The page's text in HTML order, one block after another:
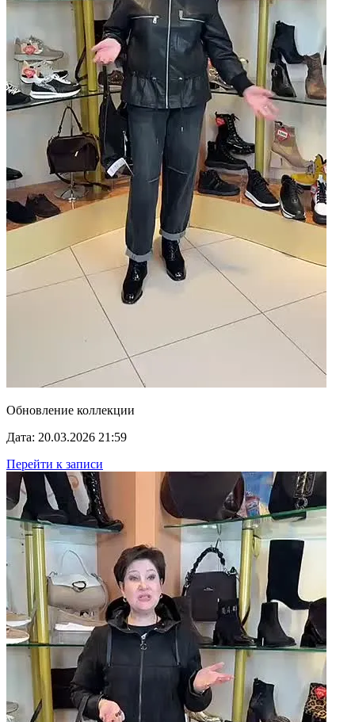
Обновление коллекции
Дата: 20.03.2026 21:59
Перейти к записи